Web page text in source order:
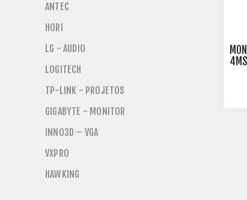
ANTEC
HORI
LG - AUDIO
LOGITECH
TP-LINK - PROJETOS
GIGABYTE - MONITOR
INNO3D – VGA
VXPRO
HAWKING